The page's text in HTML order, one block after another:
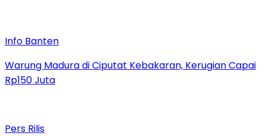
Info Banten
Warung Madura di Ciputat Kebakaran, Kerugian Capai
Rp150 Juta
Pers Rilis